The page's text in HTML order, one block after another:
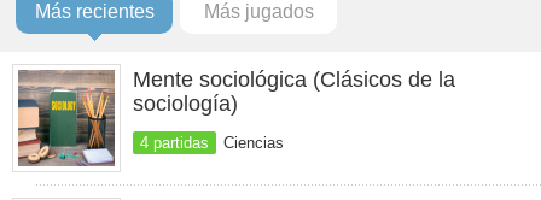
Más recientes Más jugados
Mente sociológica (Clásicos de la
sociología)
4 partidas Ciencias